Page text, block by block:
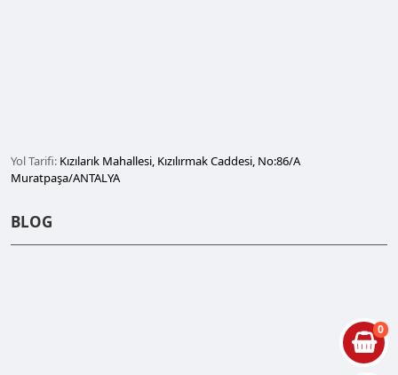
0
Yol Tarifi: Kızılarık Mahallesi, Kızılırmak Caddesi, No:86/A
Muratpaşa/ANTALYA
BLOG